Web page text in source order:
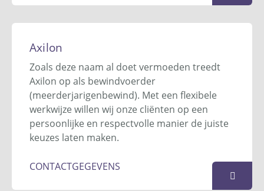
Website
De Corantijn 12
0229 - 841 373
KAART
Axilon
Zoals deze naam al doet vermoeden treedt
Axilon op als bewindvoerder
(meerderjarigenbewind). Met een flexibele
werkwijze willen wij onze cliënten op een
persoonlijke en respectvolle manier de juiste
keuzes laten maken.
CONTACTGEGEVENS